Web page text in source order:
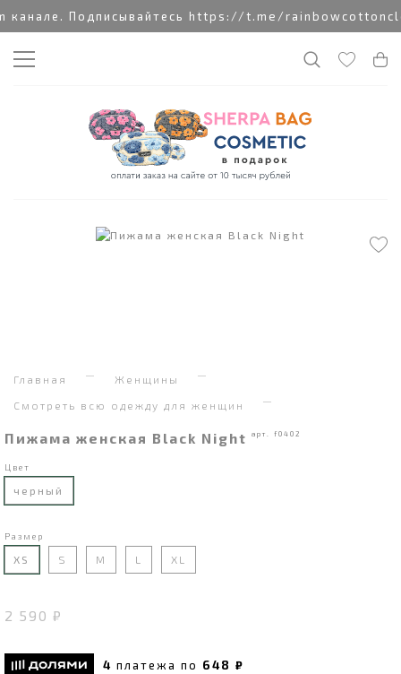
Подписывайтесь https://t.me/
Главная Женщины
Смотреть всю одежду для женщин
Пижама женская Black Night арт. f0402
Цвет
черный
Размер
XS S M L XL
2 590 ₽
4 платежа по 648 ₽